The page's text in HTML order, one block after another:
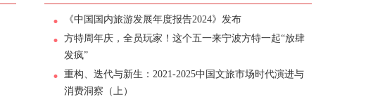
《中国国内旅游发展年度报告2024》发布
方特周年庆，全员玩家！这个五一来宁波方特一起“放肆
发疯”
重构、迭代与新生：2021-2025中国文旅市场时代演进与
消费洞察（上）